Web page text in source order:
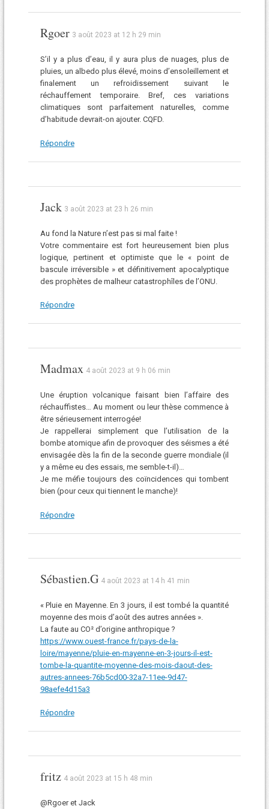
Rgoer 3 août 2023 at 12 h 29 min
S’il y a plus d’eau, il y aura plus de nuages, plus de
pluies, un albedo plus élevé, moins d’ensoleillement et
finalement un refroidissement suivant le
réchauffement temporaire. Bref, ces variations
climatiques sont parfaitement naturelles, comme
d’habitude devrait-on ajouter. CQFD.
Répondre
Jack 3 août 2023 at 23 h 26 min
Au fond la Nature n’est pas si mal faite !
Votre commentaire est fort heureusement bien plus
logique, pertinent et optimiste que le « point de
bascule irréversible » et définitivement apocalyptique
des prophètes de malheur catastrophîles de l’ONU.
Répondre
Madmax 4 août 2023 at 9 h 06 min
Une éruption volcanique faisant bien l’affaire des
réchauffistes… Au moment ou leur thèse commence à
être sérieusement interrogée!
Je rappellerai simplement que l’utilisation de la
bombe atomique afin de provoquer des séismes a été
envisagée dès la fin de la seconde guerre mondiale (il
y a même eu des essais, me semble-t-il)…
Je me méfie toujours des coïncidences qui tombent
bien (pour ceux qui tiennent le manche)!
Répondre
Sébastien.G 4 août 2023 at 14 h 41 min
« Pluie en Mayenne. En 3 jours, il est tombé la quantité
moyenne des mois d’août des autres années ».
La faute au CO² d’origine anthropique ?
https://www.ouest-france.fr/pays-de-la-
loire/mayenne/pluie-en-mayenne-en-3-jours-il-est-
tombe-la-quantite-moyenne-des-mois-daout-des-
autres-annees-76b5cd00-32a7-11ee-9d47-
98aefe4d15a3
Répondre
fritz 4 août 2023 at 15 h 48 min
@Rgoer et Jack